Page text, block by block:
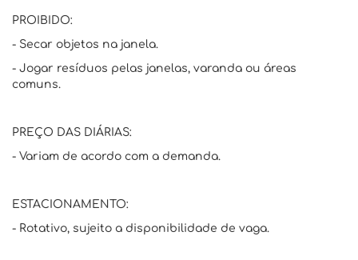
PROIBIDO:
- Secar objetos na janela.
- Jogar resíduos pelas janelas, varanda ou áreas
comuns.
PREÇO DAS DIÁRIAS:
- Variam de acordo com a demanda.
ESTACIONAMENTO:
- Rotativo, sujeito a disponibilidade de vaga.